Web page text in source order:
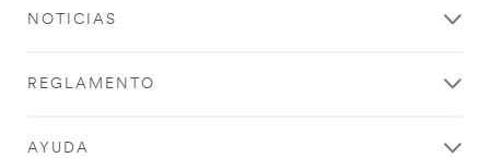
NOTICIAS
REGLAMENTO
AYUDA